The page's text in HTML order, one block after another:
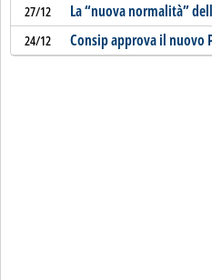
27/12 La “nuova normalità”
24/12 Consip approva il nuovo